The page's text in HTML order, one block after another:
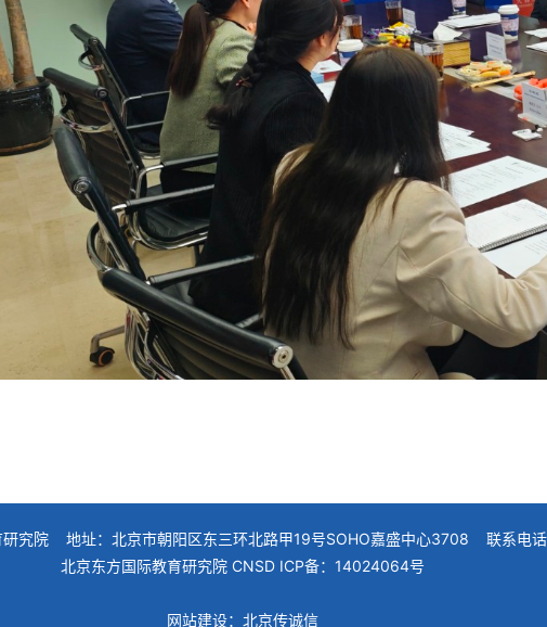
研究院 地址：北京市朝阳区东三环北路甲19号SOHO嘉盛中心3708 联系电
北京东方国际教育研究院 CNSD ICP备：14024064号
网站建设：北京传诚信